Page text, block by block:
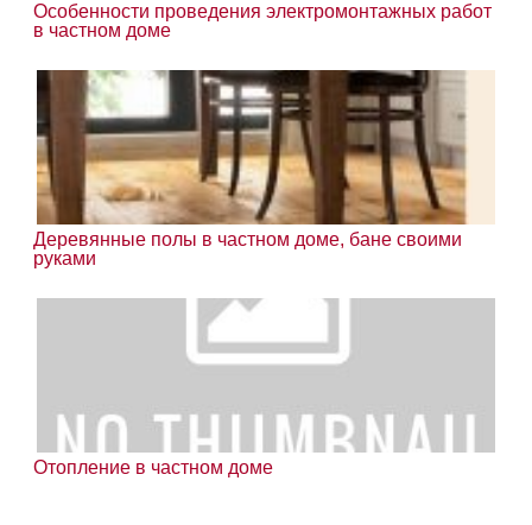
Особенности проведения электромонтажных работ
в частном доме
Деревянные полы в частном доме, бане своими
руками
Отопление в частном доме